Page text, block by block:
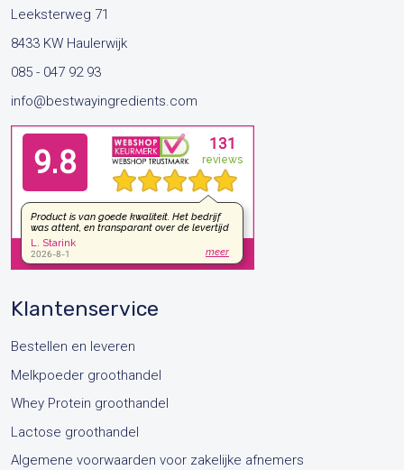
Leeksterweg 71
8433 KW Haulerwijk
085 - 047 92 93
info@bestwayingredients.com
Klantenservice
Bestellen en leveren
Melkpoeder groothandel
Whey Protein groothandel
Lactose groothandel
Algemene voorwaarden voor zakelijke afnemers